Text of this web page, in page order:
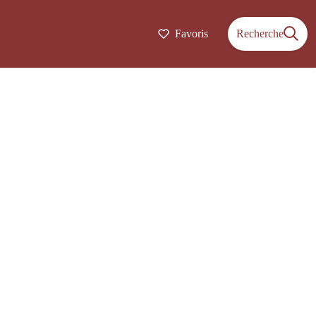
Favoris Recherche